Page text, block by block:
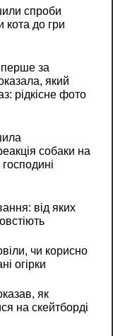
спроби
кота до гри
за
який
рідкісне фото
собаки на
від яких
чи корисно
огірки
як
на скейтборді